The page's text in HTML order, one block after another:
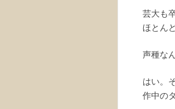
芸大も
ほとん
声種な
はい。
作中の